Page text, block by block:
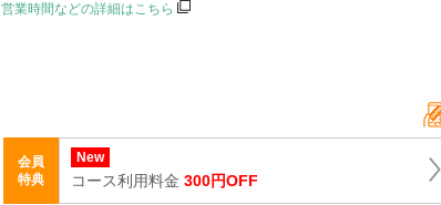
営業時間などの詳細はこちら
会員
特典
New
コース利用料金 300円OFF